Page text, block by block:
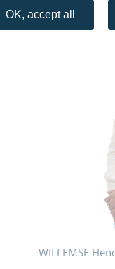
WILLEMSE
OK, accept all